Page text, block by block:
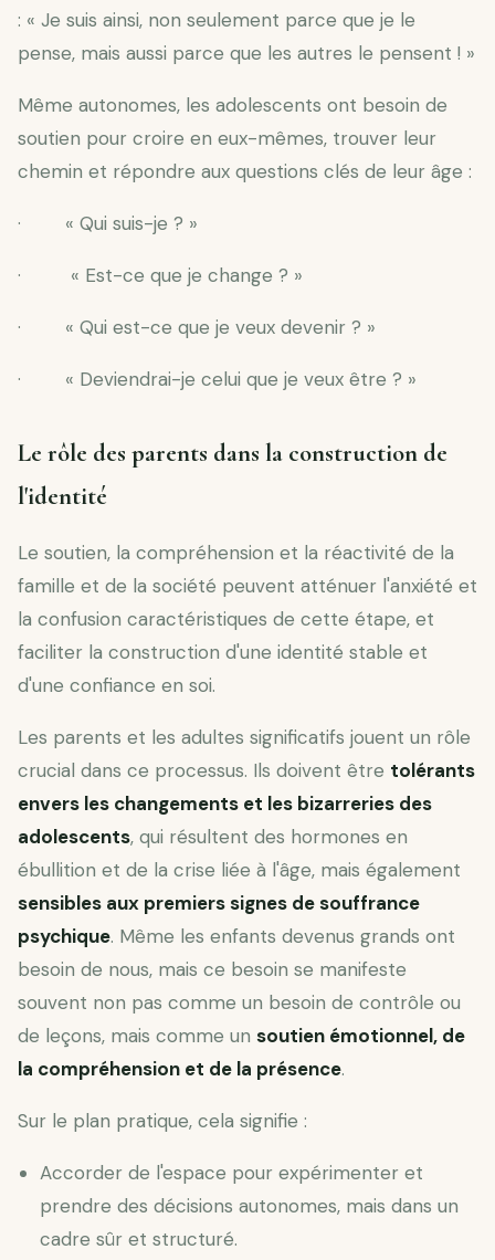
: « Je suis ainsi, non seulement parce que je le
pense, mais aussi parce que les autres le pensent ! »
Même autonomes, les adolescents ont besoin de
soutien pour croire en eux-mêmes, trouver leur
chemin et répondre aux questions clés de leur âge :
· « Qui suis-je ? »
· « Est-ce que je change ? »
· « Qui est-ce que je veux devenir ? »
· « Deviendrai-je celui que je veux être ? »
Le rôle des parents dans la construction de
l'identité
Le soutien, la compréhension et la réactivité de la
famille et de la société peuvent atténuer l'anxiété et
la confusion caractéristiques de cette étape, et
faciliter la construction d'une identité stable et
d'une confiance en soi.
Les parents et les adultes significatifs jouent un rôle
crucial dans ce processus. Ils doivent être tolérants
envers les changements et les bizarreries des
adolescents, qui résultent des hormones en
ébullition et de la crise liée à l'âge, mais également
sensibles aux premiers signes de souffrance
psychique. Même les enfants devenus grands ont
besoin de nous, mais ce besoin se manifeste
souvent non pas comme un besoin de contrôle ou
de leçons, mais comme un soutien émotionnel, de
la compréhension et de la présence.
Sur le plan pratique, cela signifie :
Accorder de l'espace pour expérimenter et
prendre des décisions autonomes, mais dans un
cadre sûr et structuré.